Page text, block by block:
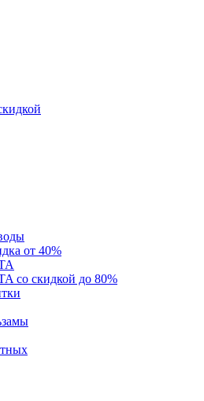
от 40%
со скидкой до 80%